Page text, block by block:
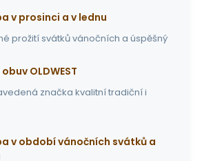
v prosinci a v lednu
prožití svátků vánočních a úspěšný
OLDWEST
značka kvalitní tradiční i
v období vánočních svátků a